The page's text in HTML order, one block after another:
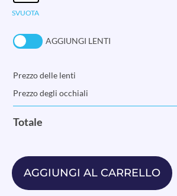
SVUOTA
AGGIUNGI LENTI
Prezzo delle lenti
Prezzo degli occhiali
Totale
AGGIUNGI AL CARRELLO